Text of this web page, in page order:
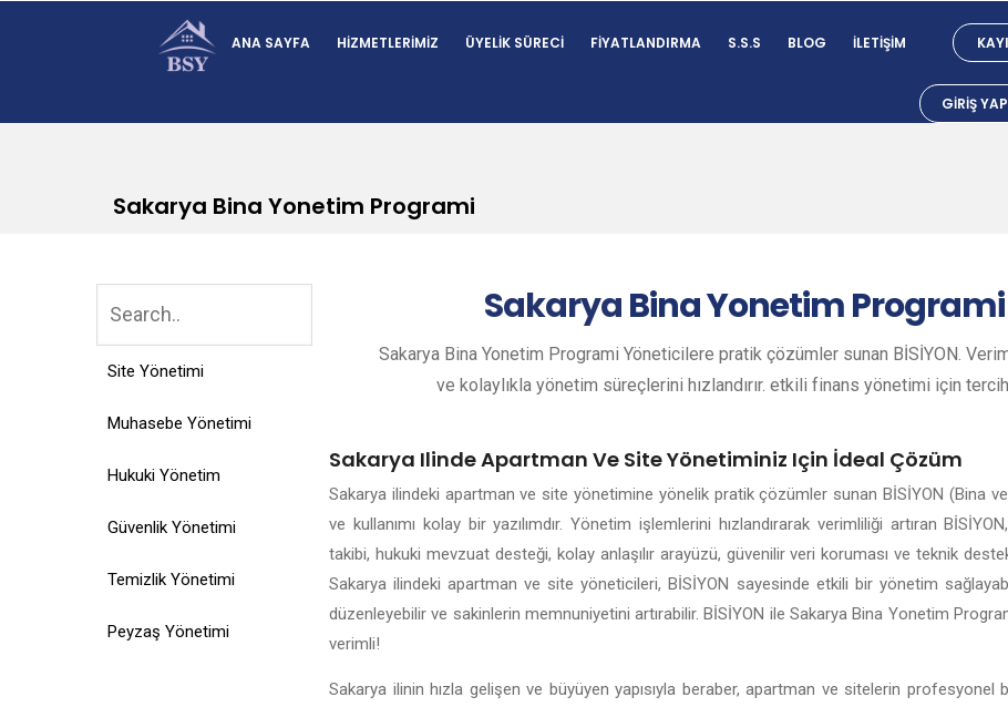
ANA SAYFA HIZMETLERIMIZ ÜYELIK SÜRECI FIYATLANDIRMA S.S.S BLOG İLETIŞIM
GIRIŞ YAP
Sakarya Bina Yonetim Programi
Site Yönetimi
Muhasebe Yönetimi
Hukuki Yönetim
Güvenlik Yönetimi
Temizlik Yönetimi
Peyzaş Yönetimi
SakaryaBina Yonetim Programi
Sakarya Bina Yonetim Programi Yöneticilere pratik çözümler sunan BİSİYON.
ve kolaylıkla yönetim süreçlerini hızlandırır. etkili finans yönetimi için
Sakarya Ilinde Apartman Ve Site Yönetiminiz Için İdeal Çözüm
Sakarya ilindeki apartman ve site yönetimine yönelik pratik çözümler sunan BİSİYON (Bina
ve kullanımı kolay bir yazılımdır. Yönetim işlemlerini hızlandırarak verimliliği artıran
takibi, hukuki mevzuat desteği, kolay anlaşılır arayüzü, güvenilir veri koruması ve teknik
Sakarya ilindeki apartman ve site yöneticileri, BİSİYON sayesinde etkili bir yönetim
düzenleyebilir ve sakinlerin memnuniyetini artırabilir. BİSİYON ile Sakarya Bina Yonetim
verimli!
Sakarya ilinin hızla gelişen ve büyüyen yapısıyla beraber, apartman ve sitelerin profesyonel